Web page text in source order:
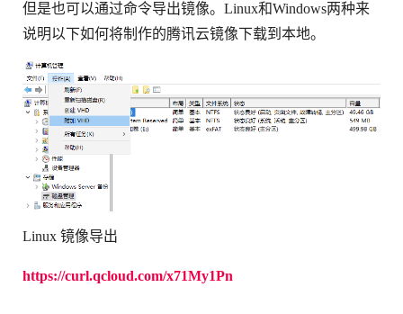
但是也可以通过命令导出镜像。Linux和Windows两种来
说明以下如何将制作的腾讯云镜像下载到本地。
Linux 镜像导出
https://curl.qcloud.com/x71My1Pn